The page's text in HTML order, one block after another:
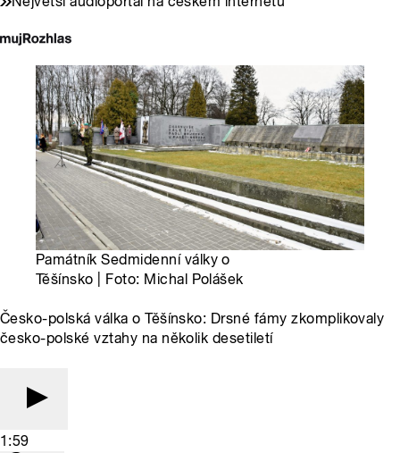
Památník Sedmidenní války o
Těšínsko | Foto: Michal Polášek
Česko-polská válka o Těšínsko: Drsné fámy zkomplikovaly
česko-polské vztahy na několik desetiletí
1:59